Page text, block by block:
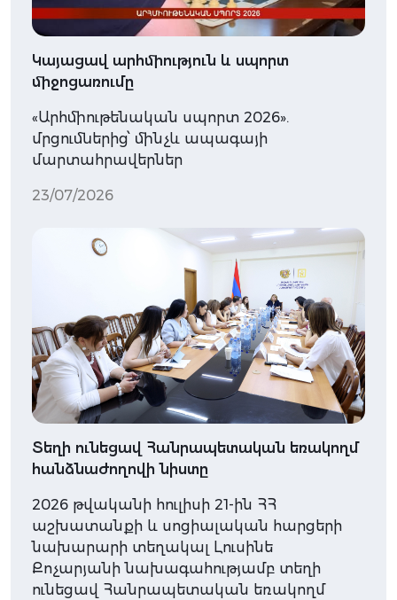
Կայացավ արհմիություն և սպորտ
միջոցառումը
«Արհմիութենական սպորտ 2026».
մրցումներից՝ մինչև ապագայի
մարտահրավերներ
23/07/2026
Տեղի ունեցավ Հանրապետական եռակողմ
հանձնաժողովի նիստը
2026 թվականի հուլիսի 21-ին ՀՀ
աշխատանքի և սոցիալական հարցերի
նախարարի տեղակալ Լուսինե
Քոչարյանի նախագահությամբ տեղի
ունեցավ Հանրապետական եռակողմ